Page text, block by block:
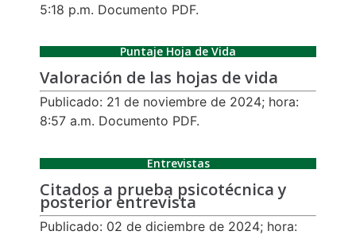
5:18 p.m. Documento PDF.
Puntaje Hoja de Vida
Valoración de las hojas de vida
Publicado: 21 de noviembre de 2024; hora:
8:57 a.m. Documento PDF.
Entrevistas
Citados a prueba psicotécnica y
posterior entrevista
Publicado: 02 de diciembre de 2024; hora: